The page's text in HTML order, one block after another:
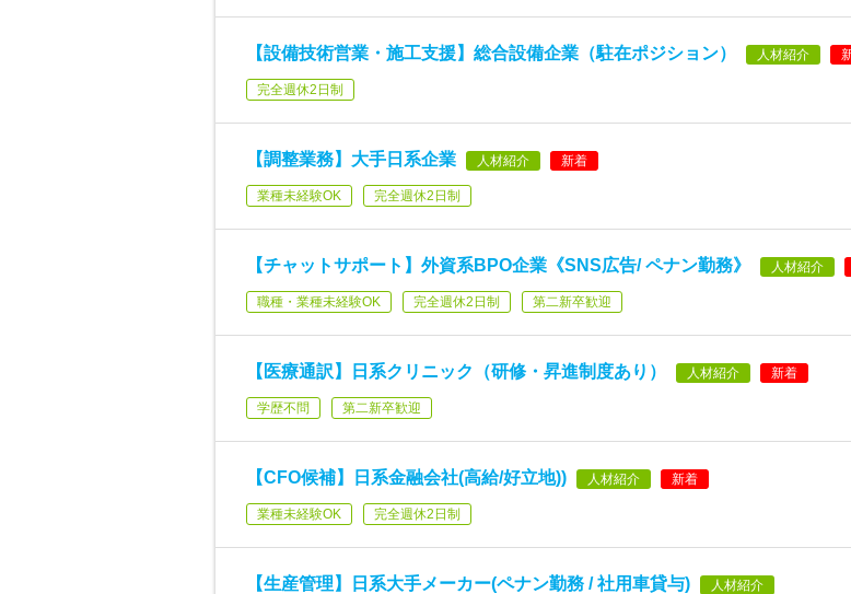
【設備技術営業・施工支援】総合設備企業（駐在ポジション） 人材紹介
完全週休2日制
【調整業務】大手日系企業 人材紹介 新着
業種未経験OK 完全週休2日制
【チャットサポート】外資系BPO企業《SNS広告/ ペナン勤務》 人材紹介
職種・業種未経験OK 完全週休2日制 第二新卒歓迎
【医療通訳】日系クリニック（研修・昇進制度あり） 人材紹介 新着
学歴不問 第二新卒歓迎
【CFO候補】日系金融会社(高給/好立地)) 人材紹介 新着
業種未経験OK 完全週休2日制
【生産管理】日系大手メーカー(ペナン勤務 / 社用車貸与) 人材紹介